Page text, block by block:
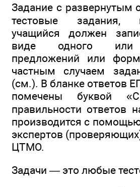
Задание с развернутым
тестовые задания,
учащийся должен
виде одного или
предложений или
частным случаем
(см.). В бланке ответов
помечены буквой
правильности ответов
производится с
экспертов
ЦТМО.
Задачи — это любые